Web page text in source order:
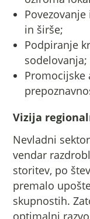
in širše;
Podpiranje
sodelovanja;
Promocijske
Vizija
Nevladni
vendar
storitev, po
premalo
skupnostih.
optimalni